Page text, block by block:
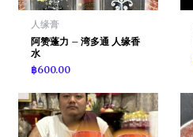
人缘膏
阿赞蓬力 – 湾多通 人缘香
水
฿600.00